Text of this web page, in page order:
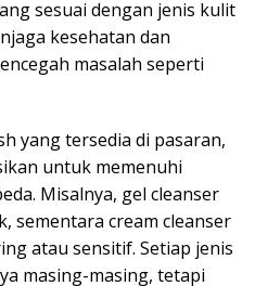
sesuai dengan jenis kulit
kesehatan dan
masalah seperti
yang tersedia di pasaran,
untuk memenuhi
Misalnya, gel cleanser
sementara cream cleanser
atau sensitif. Setiap jenis
masing-masing, tetapi